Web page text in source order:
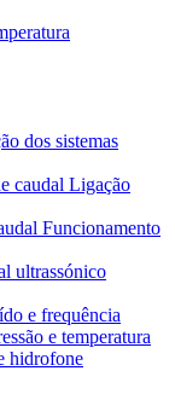
dos sistemas
caudal Ligação
Funcionamento
ultrassónico
e frequência
e temperatura
hidrofone